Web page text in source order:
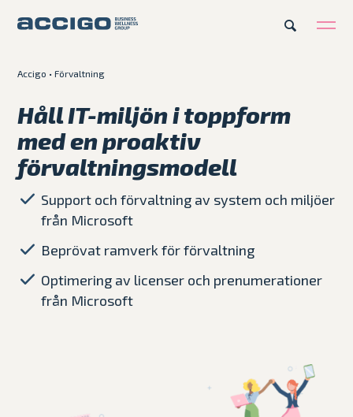
Erbjudande
Om Accigo
Accigo •Förvaltning
Håll IT-miljön i toppform
med en proaktiv
förvaltningsmodell
Support och förvaltning av system och miljöer
från Microsoft
Beprövat ramverk för förvaltning
Optimering av licenser och prenumerationer
från Microsoft